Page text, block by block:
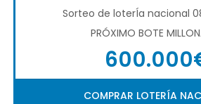
Sorteo de loterÍa nacional
PRÓXIMO BOTE
COMPRAR LOTERÍA